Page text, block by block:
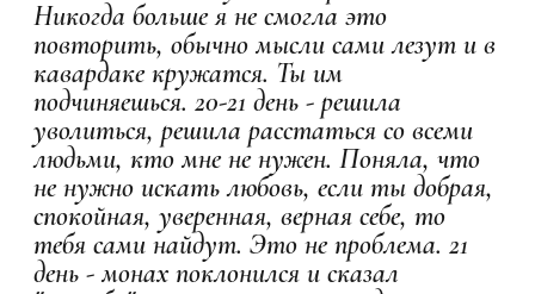
Никогда больше я не смогла это
повторить, обычно мысли сами лезут и в
кавардаке кружатся. Ты им
подчиняешься. 20-21 день - решила
уволиться, решила расстаться со всеми
людьми, кто мне не нужен. Поняла, что
не нужно искать любовь, если ты добрая,
спокойная, уверенная, верная себе, то
тебя сами найдут. Это не проблема. 21
день - монах поклонился и сказал